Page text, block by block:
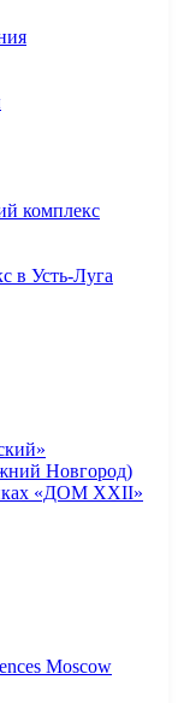
комплекс
в Усть-Луга
Новгород)
«ДОМ XXII»
Moscow